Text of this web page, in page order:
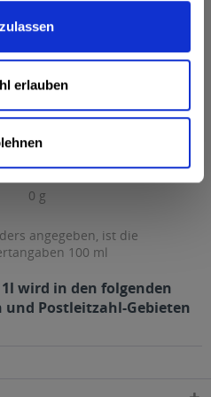
erlauben
58 kcal / 243 kJ
0,03 g
0,01 g
13 g
13 g
0 g
0 g
angegeben, ist die
100 ml
wird in den folgenden
und Postleitzahl-Gebieten